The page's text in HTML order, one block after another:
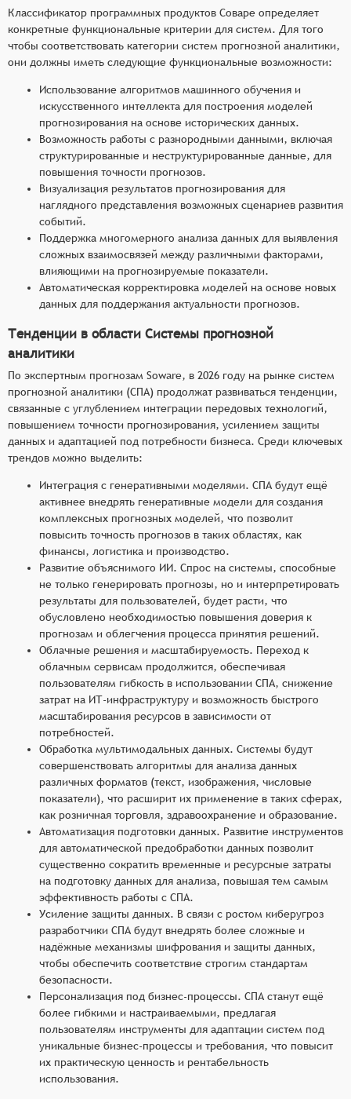
Классификатор программных продуктов Соваре определяет
конкретные функциональные критерии для систем. Для того
чтобы соответствовать категории систем прогнозной аналитики,
они должны иметь следующие функциональные возможности:
Использование алгоритмов машинного обучения и
искусственного интеллекта для построения моделей
прогнозирования на основе исторических данных.
Возможность работы с разнородными данными, включая
структурированные и неструктурированные данные, для
повышения точности прогнозов.
Визуализация результатов прогнозирования для
наглядного представления возможных сценариев развития
событий.
Поддержка многомерного анализа данных для выявления
сложных взаимосвязей между различными факторами,
влияющими на прогнозируемые показатели.
Автоматическая корректировка моделей на основе новых
данных для поддержания актуальности прогнозов.
Тенденции в области Системы прогнозной
аналитики
По экспертным прогнозам Soware, в 2026 году на рынке систем
прогнозной аналитики (СПА) продолжат развиваться тенденции,
связанные с углублением интеграции передовых технологий,
повышением точности прогнозирования, усилением защиты
данных и адаптацией под потребности бизнеса. Среди ключевых
трендов можно выделить:
Интеграция с генеративными моделями. СПА будут ещё
активнее внедрять генеративные модели для создания
комплексных прогнозных моделей, что позволит
повысить точность прогнозов в таких областях, как
финансы, логистика и производство.
Развитие объяснимого ИИ. Спрос на системы, способные
не только генерировать прогнозы, но и интерпретировать
результаты для пользователей, будет расти, что
обусловлено необходимостью повышения доверия к
прогнозам и облегчения процесса принятия решений.
Облачные решения и масштабируемость. Переход к
облачным сервисам продолжится, обеспечивая
пользователям гибкость в использовании СПА, снижение
затрат на ИТ-инфраструктуру и возможность быстрого
масштабирования ресурсов в зависимости от
потребностей.
Обработка мультимодальных данных. Системы будут
совершенствовать алгоритмы для анализа данных
различных форматов (текст, изображения, числовые
показатели), что расширит их применение в таких сферах,
как розничная торговля, здравоохранение и образование.
Автоматизация подготовки данных. Развитие инструментов
для автоматической предобработки данных позволит
существенно сократить временные и ресурсные затраты
на подготовку данных для анализа, повышая тем самым
эффективность работы с СПА.
Усиление защиты данных. В связи с ростом киберугроз
разработчики СПА будут внедрять более сложные и
надёжные механизмы шифрования и защиты данных,
чтобы обеспечить соответствие строгим стандартам
безопасности.
Персонализация под бизнес-процессы. СПА станут ещё
более гибкими и настраиваемыми, предлагая
пользователям инструменты для адаптации систем под
уникальные бизнес-процессы и требования, что повысит
их практическую ценность и рентабельность
использования.